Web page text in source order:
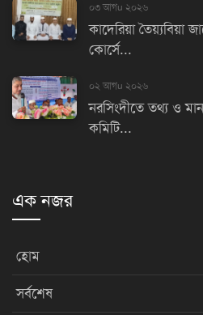
০৩ আগu ২০২৬
কাদেরিয়া তৈয়্যবিয়া
কোর্সে...
০২ আগu ২০২৬
নরসিংদীতে তথ্য ও
কমিটি...
এক নজর
হোম
সর্বশেষ